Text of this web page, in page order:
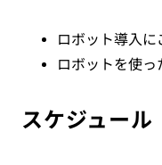
ロボット導入
ロボットを使
スケジュール